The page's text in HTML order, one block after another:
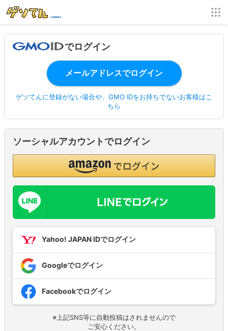
でログイン
ゲソてんに登録がない場合や、GMO IDをお持ちでないお客様はこ
ちら
ソーシャルアカウントでログイン
Yahoo! JAPAN IDでログイン
Googleでログイン
Facebookでログイン
※上記SNS等に自動投稿はされませんので
ご安心ください。